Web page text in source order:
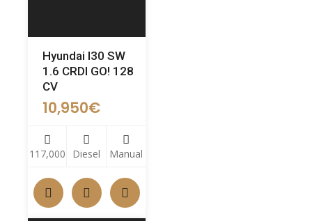
Hyundai I30 SW
1.6 CRDI GO! 128
CV
10,950€
117,000 Diesel Manual